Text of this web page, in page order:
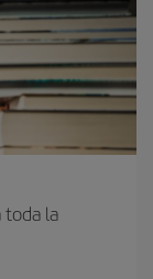
toda la